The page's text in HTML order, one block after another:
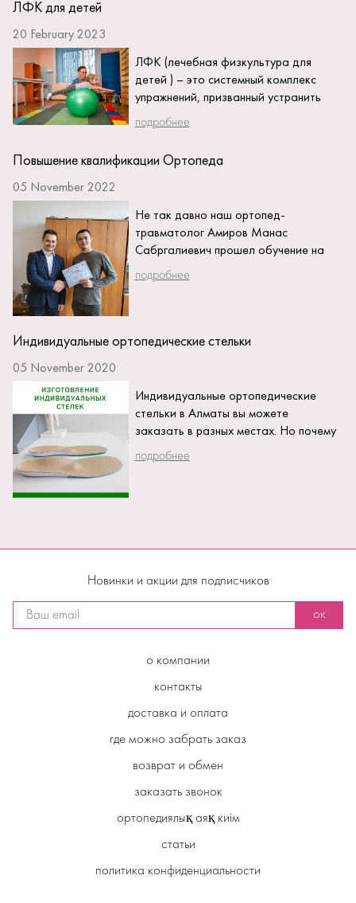
ЛФК для детей
20 February 2023
ЛФК (лечебная физкультура для
детей ) – это системный комплекс
упражнений, призванный устранить
нарушение детских заболеваний или
травм, а также...
подробнее
Повышение квалификации Ортопеда
05 November 2022
Не так давно наш ортопед-
травматолог Амиров Манас
Сабргалиевич прошел обучение на
мастер классе выдающегося врача
из Ярославля Вавилова Максима
подробнее
Индивидуальные ортопедические стельки
05 November 2020
Индивидуальные ортопедические
стельки в Алматы вы можете
заказать в разных местах. Но почему
выгодно заказывать ортопедические
стельки у нас? Потому...
подробнее
Новинки и акции для подписчиков
ок
о компании
контакты
доставка и оплата
где можно забрать заказ
возврат и обмен
заказать звонок
ортопедиялық аяқ киім
статьи
политика конфиденциальности